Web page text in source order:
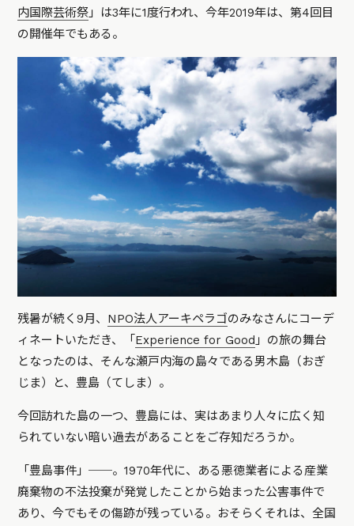
内国際芸術祭 」は3年に1度行われ、今年2019年は、第4回目
の開催年でもある。
残暑が続く9月、 NPO法人アーキペラゴのみなさんにコーデ
ィネートいただき、「 Experience for Good 」の旅の舞台
となったのは、そんな瀬戸内海の島々である男木島（おぎ
じま）と、豊島（てしま）。
今回訪れた島の一つ、豊島には、実はあまり人々に広く知
られていない暗い過去があることをご存知だろうか。
「豊島事件」──。1970年代に、ある悪徳業者による産業
廃棄物の不法投棄が発覚したことから始まった公害事件で
あり、今でもその傷跡が残っている。おそらくそれは、全国